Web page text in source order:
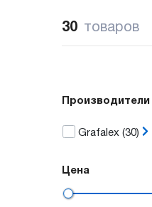
30 товаров
Производители
Grafalex (30)
Цена